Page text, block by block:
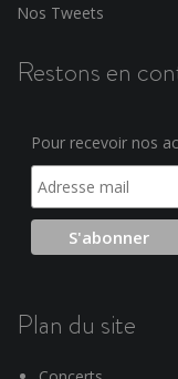
Nos Tweets
Restons en
Pour recevoir nos
Plan du site